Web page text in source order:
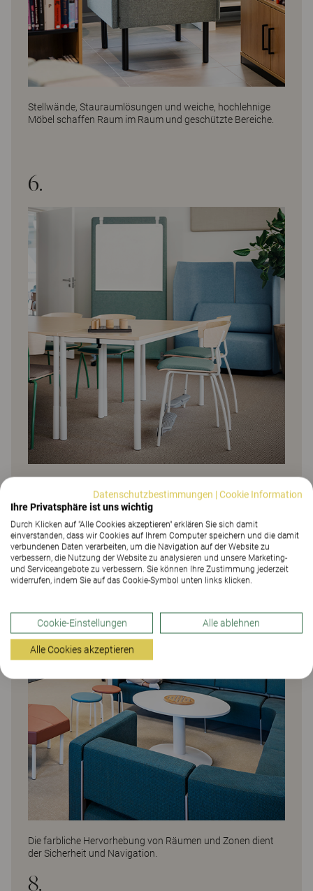
Stellwände, Stauraumlösungen und weiche, hochlehnige
Möbel schaffen Raum im Raum und geschützte Bereiche.
6.
verschiedene Farben in einem Raum.
Lesen Sie hier mehr über die Wirkung von Farben
7.
Die farbliche Hervorhebung von Räumen und Zonen dient
der Sicherheit und Navigation.
8.
Datenschutzbestimmungen |Cookie Information
Ihre Privatsphäre ist uns wichtig
Durch Klicken auf "Alle Cookies akzeptieren" erklären Sie sich damit
einverstanden, dass wir Cookies auf Ihrem Computer speichern und die damit
verbundenen Daten verarbeiten, um die Navigation auf der Website zu
verbessern, die Nutzung der Website zu analysieren und unsere Marketing-
und Serviceangebote zu verbessern. Sie können Ihre Zustimmung jederzeit
widerrufen, indem Sie auf das Cookie-Symbol unten links klicken.
Cookie-Einstellungen Alle ablehnen
Alle Cookies akzeptieren